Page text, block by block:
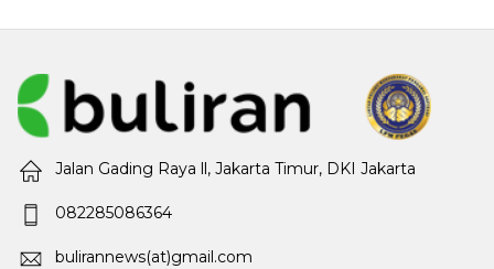
Jalan Gading Raya ll, Jakarta Timur, DKI Jakarta
082285086364
bulirannews(at)gmail.com